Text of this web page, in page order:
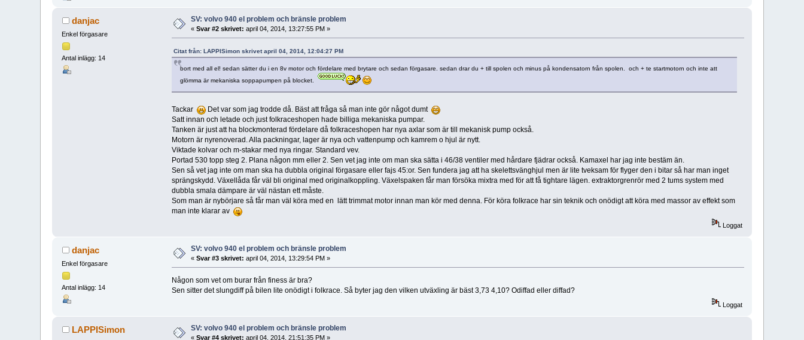
danjac
Enkel förgasare
Antal inlägg: 14
SV: volvo 940 el problem och bränsle problem
«Svar #2 skrivet: april 04, 2014, 13:27:55 PM »
Citat från: LAPPISimon skrivet april 04, 2014, 12:04:27 PM
bort med all el! sedan sätter du i en 8v motor och fördelare med brytare och sedan förgasare. sedan drar du + till spolen och minus på kondensatorn från spolen. och + te startmotorn och inte att
glömma är mekaniska soppapumpen på blocket.
Tackar
Det var som jag trodde då. Bäst att fråga så man inte gör något dumt
Satt innan och letade och just folkraceshopen hade billiga mekaniska pumpar.
Tanken är just att ha blockmonterad fördelare då folkraceshopen har nya axlar som är till mekanisk pump också.
Motorn är nyrenoverad. Alla packningar, lager är nya och vattenpump och kamrem o hjul är nytt.
Viktade kolvar och m-stakar med nya ringar. Standard vev.
Portad 530 topp steg 2. Plana någon mm eller 2. Sen vet jag inte om man ska sätta i 46/38 ventiler med hårdare fjädrar också. Kamaxel har jag inte bestäm än.
Sen så vet jag inte om man ska ha dubbla original förgasare eller fajs 45:or. Sen fundera jag att ha skelettsvänghjul men är lite tveksam för flyger den i bitar så har man inget
sprängskydd. Växellåda får väl bli original med originalkoppling. Växelspaken får man försöka mixtra med för att få tightare lägen. extraktorgrenrör med 2 tums system med
dubbla smala dämpare är väl nästan ett måste.
Som man är nybörjare så får man väl köra med en lätt trimmat motor innan man kör med denna. För köra folkrace har sin teknik och onödigt att köra med massor av effekt som
man inte klarar av
Loggat
danjac
Enkel förgasare
Antal inlägg: 14
SV: volvo 940 el problem och bränsle problem
«Svar #3 skrivet: april 04, 2014, 13:29:54 PM »
Någon som vet om burar från finess är bra?
Sen sitter det slungdiff på bilen lite onödigt i folkrace. Så byter jag den vilken utväxling är bäst 3,73 4,10? Odiffad eller diffad?
Loggat
LAPPISimon SV: volvo 940 el problem och bränsle problem
«Svar #4 skrivet: april 04, 2014, 21:51:35 PM »